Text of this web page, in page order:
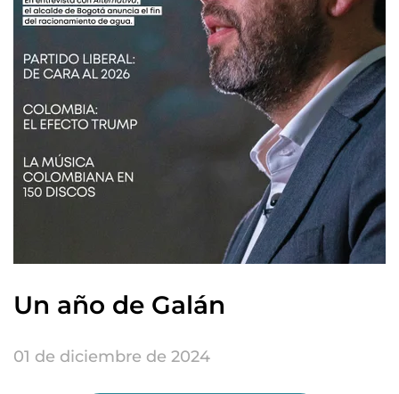
Un año de Galán
01 de diciembre de 2024